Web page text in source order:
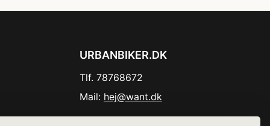
URBANBIKER.DK
Tlf. 78768672
Mail: hej@want.dk